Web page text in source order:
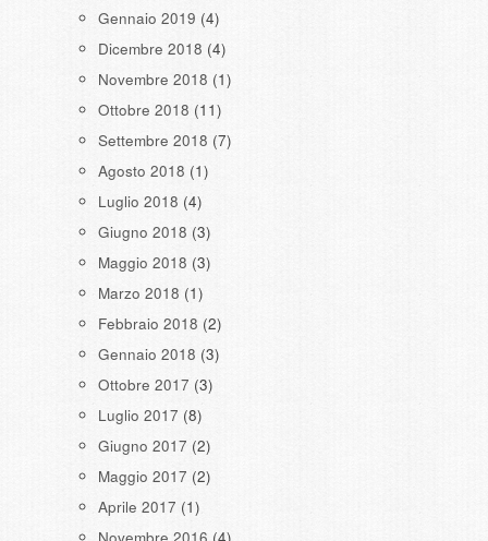
Gennaio 2019 (4)
Dicembre 2018 (4)
Novembre 2018 (1)
Ottobre 2018 (11)
Settembre 2018 (7)
Agosto 2018 (1)
Luglio 2018 (4)
Giugno 2018 (3)
Maggio 2018 (3)
Marzo 2018 (1)
Febbraio 2018 (2)
Gennaio 2018 (3)
Ottobre 2017 (3)
Luglio 2017 (8)
Giugno 2017 (2)
Maggio 2017 (2)
Aprile 2017 (1)